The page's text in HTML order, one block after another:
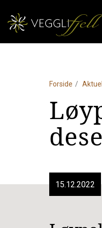
Forside
15.12.2022